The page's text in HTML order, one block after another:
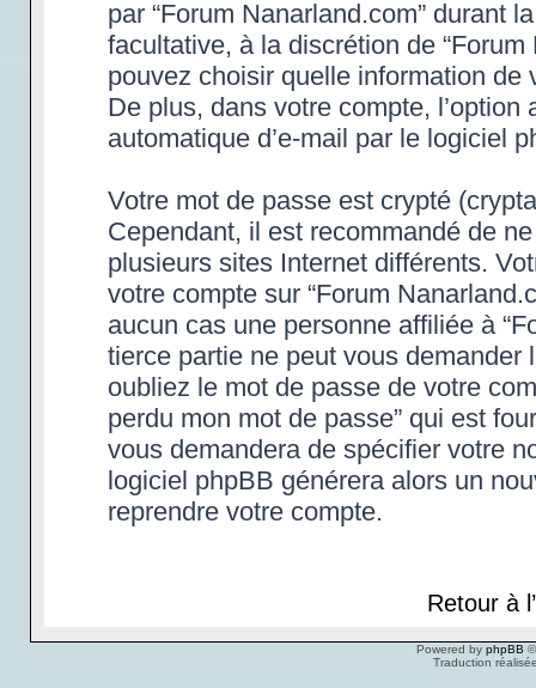
par “Forum Nanarland.com” durant
facultative, à la discrétion de
pouvez choisir quelle information
De plus, dans votre compte, l’option
automatique d’e-mail par le logiciel
Votre mot de passe est crypté
Cependant, il est recommandé de
plusieurs sites Internet différents.
votre compte sur “Forum
aucun cas une personne affiliée à
tierce partie ne peut vous
oubliez le mot de passe de votre
perdu mon mot de passe” qui est
vous demandera de spécifier votre
logiciel phpBB générera alors un
reprendre votre compte.
Retour à
Powered by phpBB
Traduction